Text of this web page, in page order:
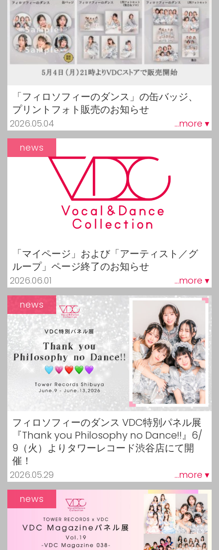
「フィロソフィーのダンス」の缶バッジ、
プリントフォト販売のお知らせ
2026.05.04 ...more ▾
「マイページ」および「アーティスト／グ
ループ」ページ終了のお知らせ
2026.06.01 ...more ▾
news
フィロソフィーのダンス VDC特別パネル展
『Thank you Philosophy no Dance!!』6/
9（火）よりタワーレコード渋谷店にて開
催！
2026.05.29 ...more ▾
news
news